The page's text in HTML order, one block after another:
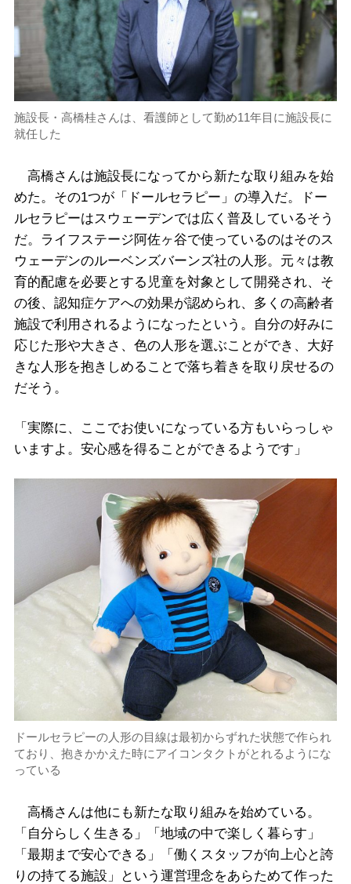
施設長・高橋桂さんは、看護師として勤め11年目に施設長に
就任した
高橋さんは施設長になってから新たな取り組みを始
めた。その1つが「ドールセラピー」の導入だ。ドー
ルセラピーはスウェーデンでは広く普及しているそう
だ。ライフステージ阿佐ヶ谷で使っているのはそのス
ウェーデンのルーベンズバーンズ社の人形。元々は教
育的配慮を必要とする児童を対象として開発され、そ
の後、認知症ケアへの効果が認められ、多くの高齢者
施設で利用されるようになったという。自分の好みに
応じた形や大きさ、色の人形を選ぶことができ、大好
きな人形を抱きしめることで落ち着きを取り戻せるの
だそう。
「実際に、ここでお使いになっている方もいらっしゃ
いますよ。安心感を得ることができるようです」
ドールセラピーの人形の目線は最初からずれた状態で作られ
ており、抱きかかえた時にアイコンタクトがとれるようにな
っている
高橋さんは他にも新たな取り組みを始めている。
「自分らしく生きる」「地域の中で楽しく暮らす」
「最期まで安心できる」「働くスタッフが向上心と誇
りの持てる施設」という運営理念をあらためて作った